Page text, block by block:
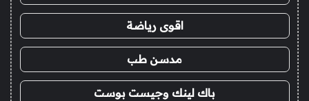
اقوى رياضة
مدسن طب
باك لينك وجيست بوست